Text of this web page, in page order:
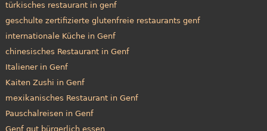
türkisches restaurant in genf
geschulte zertifizierte glutenfreie restaurants genf
internationale Küche in Genf
chinesisches Restaurant in Genf
Italiener in Genf
Kaiten Zushi in Genf
mexikanisches Restaurant in Genf
Pauschalreisen in Genf
Genf gut bürgerlich essen